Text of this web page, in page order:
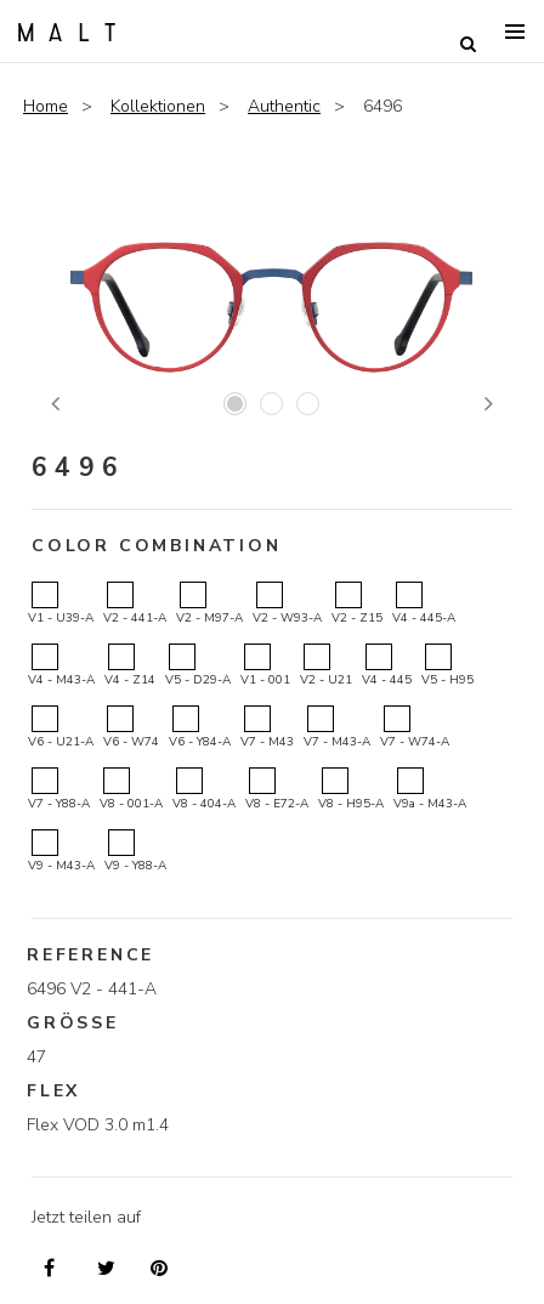
Home Kollektionen Authentic 6496
Previous Next
6496
COLOR COMBINATION
V1 - U39-A V2 - 441-A V2 - M97-A V2 - W93-A V2 - Z15 V4 - 445-A
V4 - M43-A V4 - Z14 V5 - D29-A V1 - 001 V2 - U21 V4 - 445 V5 - H95
V6 - U21-A V6 - W74 V6 - Y84-A V7 - M43 V7 - M43-A V7 - W74-A
V7 - Y88-A V8 - 001-A V8 - 404-A V8 - E72-A V8 - H95-A V9a - M43-A
V9 - M43-A V9 - Y88-A
REFERENCE
6496 V2 - 441-A
GRÖSSE
47
FLEX
Flex VOD 3.0 m1.4
Jetzt teilen auf